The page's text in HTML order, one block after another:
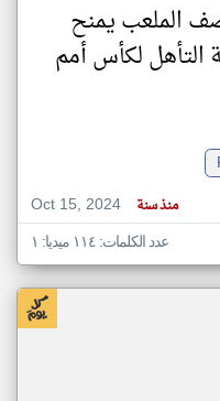
الملعب يمنح
لكأس أمم
Oct 15, 2024
منذ سنة
عدد الكلمات: ١١٤ ميديا: ١